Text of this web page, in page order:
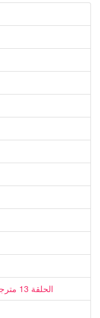
Boku No Hero Academia 2nd Season الحلقة 13 مترجمة